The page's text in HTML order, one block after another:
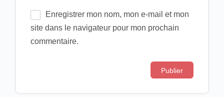
Enregistrer mon nom, mon e-mail et mon
site dans le navigateur pour mon prochain
commentaire.